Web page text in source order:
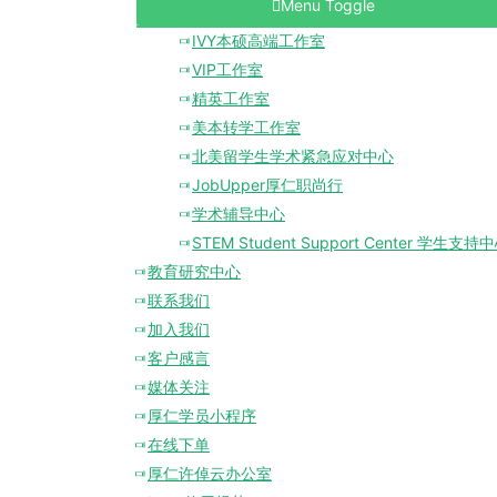
Menu Toggle
IVY本硕高端工作室
VIP工作室
精英工作室
美本转学工作室
北美留学生学术紧急应对中心
JobUpper厚仁职尚行
学术辅导中心
STEM Student Support Center 学生支持
教育研究中心
联系我们
加入我们
客户感言
媒体关注
厚仁学员小程序
在线下单
厚仁许倬云办公室